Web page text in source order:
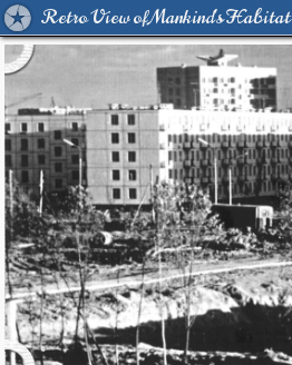
Retro View of Mankind's Habitat